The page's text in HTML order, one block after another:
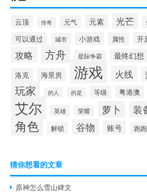
云顶 传奇 元气 元素 光芒
可以通过 城市 小游戏 属性 开
攻略 方舟 星际争霸 最终幻想
洛克 海景房 游戏 火线
玩家 的人 的是 等级 粤港澳
艾尔 英雄 荣耀 萝卜 装
角色 解锁 谷物 账号 跑跑
猜你想看的文章
原神怎么雪山碑文